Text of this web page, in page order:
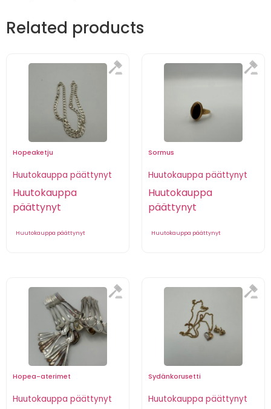
Related products
Hopeaketju
Huutokauppa päättynyt
Huutokauppa
päättynyt
Huutokauppa päättynyt
Sormus
Huutokauppa päättynyt
Huutokauppa
päättynyt
Huutokauppa päättynyt
Hopea-aterimet
Huutokauppa päättynyt
Sydänkorusetti
Huutokauppa päättynyt